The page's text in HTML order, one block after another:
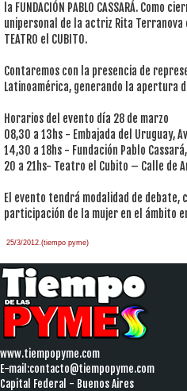
la FUNDACIÓN PABLO CASSARÁ.
unipersonal de la actriz Rita Terranova
TEATRO el CUBITO.
Contaremos con la presencia de
Latinoamérica, generando la apertura
Horarios del evento día 28 de marzo
08,30 a 13hs - Embajada del Uruguay,
14,30 a 18hs - Fundación Pablo
20 a 21hs- Teatro el Cubito – Calle de
El evento tendrá modalidad de
participación de la mujer en el ámbito
25/3/2012.(tiempo pyme)
www.tiempopyme.com
E-mail:contacto@tiempopyme.com
Capital Federal - Buenos Aires